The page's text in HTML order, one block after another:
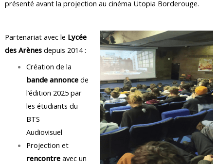
présenté avant la projection au cinéma Utopia Borderouge.
Partenariat avec le Lycée
des Arènes depuis 2014 :
Création de la
bande annonce de
l’édition 2025 par
les étudiants du
BTS
Audiovisuel
Projection et
rencontreavec un